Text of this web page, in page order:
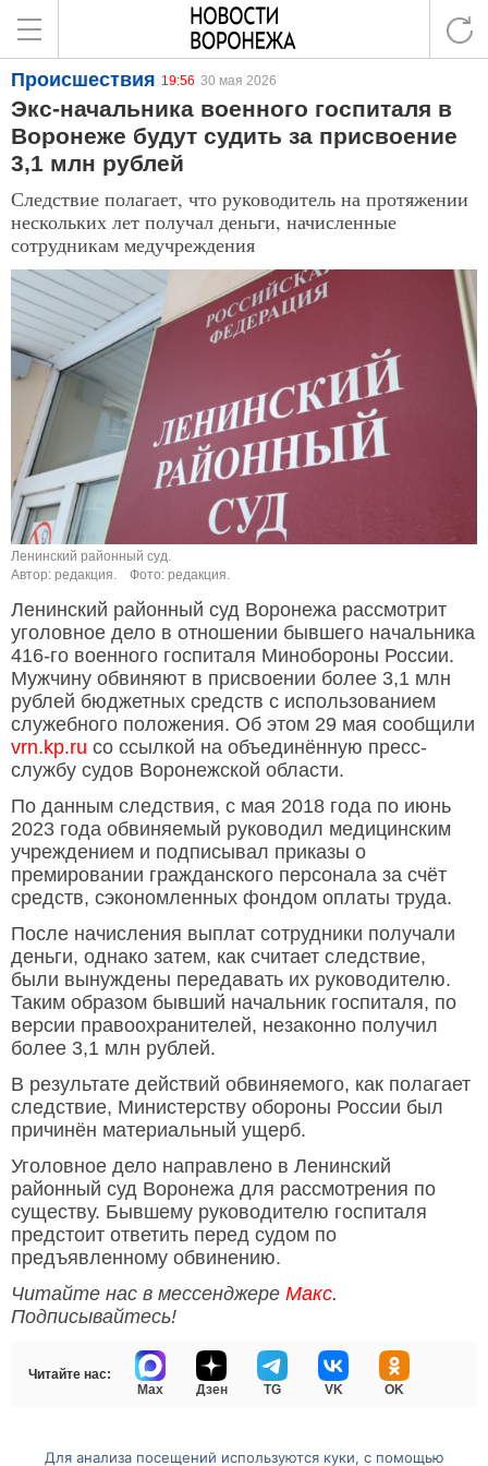
Происшествия 19:56 30 мая 2026
Экс-начальника военного госпиталя в
Воронеже будут судить за присвоение
3,1 млн рублей
Следствие полагает, что руководитель на протяжении
нескольких лет получал деньги, начисленные
сотрудникам медучреждения
Ленинский районный суд.
Автор: редакция.
Фото: редакция.
Ленинский районный суд Воронежа рассмотрит
уголовное дело в отношении бывшего начальника
416-го военного госпиталя Минобороны России.
Мужчину обвиняют в присвоении более 3,1 млн
рублей бюджетных средств с использованием
служебного положения. Об этом 29 мая сообщили
vrn.kp.ru со ссылкой на объединённую пресс-
службу судов Воронежской области.
По данным следствия, с мая 2018 года по июнь
2023 года обвиняемый руководил медицинским
учреждением и подписывал приказы о
премировании гражданского персонала за счёт
средств, сэкономленных фондом оплаты труда.
После начисления выплат сотрудники получали
деньги, однако затем, как считает следствие,
были вынуждены передавать их руководителю.
Таким образом бывший начальник госпиталя, по
версии правоохранителей, незаконно получил
более 3,1 млн рублей.
В результате действий обвиняемого, как полагает
следствие, Министерству обороны России был
причинён материальный ущерб.
Уголовное дело направлено в Ленинский
районный суд Воронежа для рассмотрения по
существу. Бывшему руководителю госпиталя
предстоит ответить перед судом по
предъявленному обвинению.
Читайте нас в мессенджере Макс.
Подписывайтесь!
Читайте нас:
Max
Дзен TG VK OK
Для анализа посещений используются куки, с помощью